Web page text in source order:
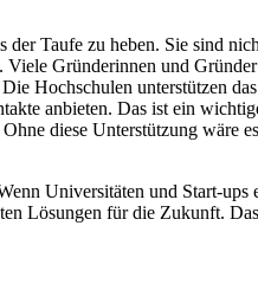
Taufe zu heben. Sie sind
Viele Gründerinnen und
Hochschulen unterstützen
anbieten. Das ist ein
diese Unterstützung wäre
Universitäten und Start-ups
Lösungen für die Zukunft.